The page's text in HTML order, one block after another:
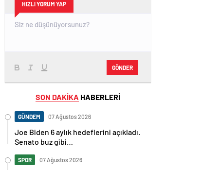
HIZLI YORUM YAP
GÖNDER
SON DAKİKA HABERLERİ
GÜNDEM 07 Ağustos 2026
Joe Biden 6 aylık hedeflerini açıkladı.
Senato buz gibi…
SPOR 07 Ağustos 2026